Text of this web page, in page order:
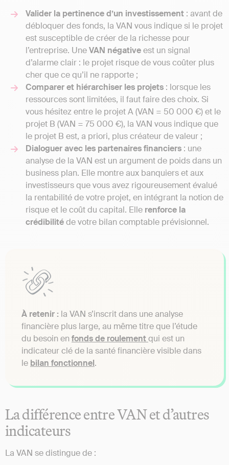
Valider la pertinence d’un investissement : avant de
débloquer des fonds, la VAN vous indique si le projet
est susceptible de créer de la richesse pour
l’entreprise. UneVAN négativeest un signal
d’alarme clair : le projet risque de vous coûter plus
cher que ce qu’il ne rapporte ;
Comparer et hiérarchiser les projets : lorsque les
ressources sont limitées, il faut faire des choix. Si
vous hésitez entre le projet A (VAN = 50 000 €) et le
projet B (VAN = 75 000 €), la VAN vous indique que
le projet B est, a priori, plus créateur de valeur ;
Dialoguer avec les partenaires financiers : une
analyse de la VAN est un argument de poids dans un
business plan. Elle montre aux banquiers et aux
investisseurs que vous avez rigoureusement évalué
la rentabilité de votre projet, en intégrant la notion de
risque et le coût du capital. Elle renforce la
crédibilitéde votre bilan comptable prévisionnel.
À retenir : la VAN s’inscrit dans une analyse
financière plus large, au même titre que l’étude
du besoin en fonds de roulementqui est un
indicateur clé de la santé financière visible dans
le bilan fonctionnel.
La différence entre VAN et d’autres
indicateurs
La VAN se distingue de :